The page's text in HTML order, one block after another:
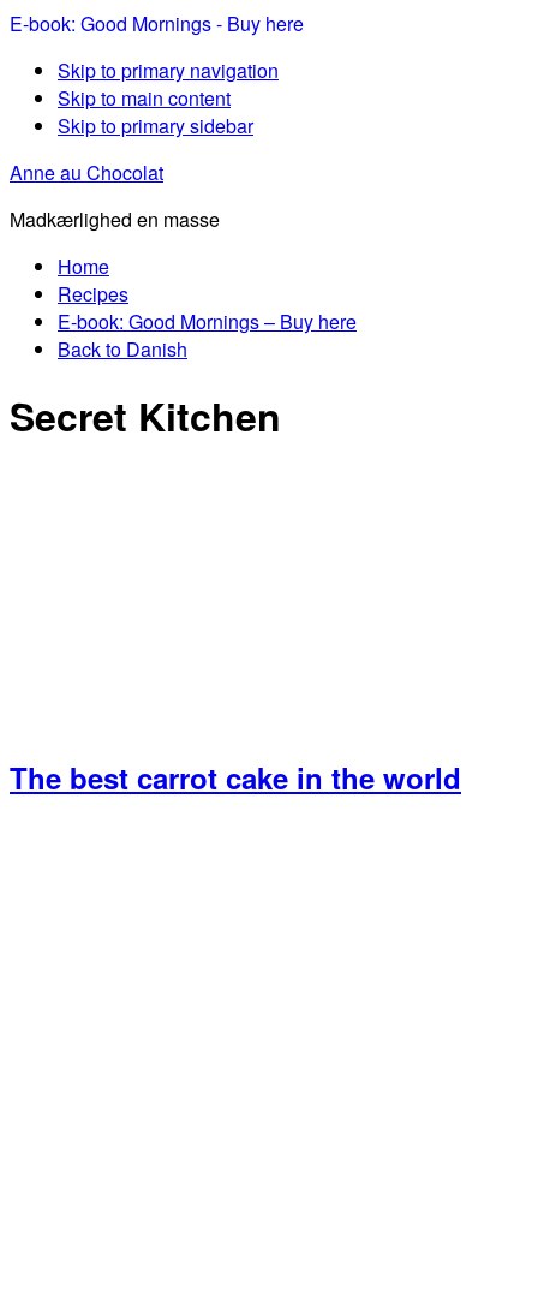
E-book: Good Mornings - Buy here
Skip to primary navigation
Skip to main content
Skip to primary sidebar
Anne au Chocolat
Madkærlighed en masse
Home
Recipes
E-book: Good Mornings – Buy here
Back to Danish
Secret Kitchen
The best carrot cake in the world